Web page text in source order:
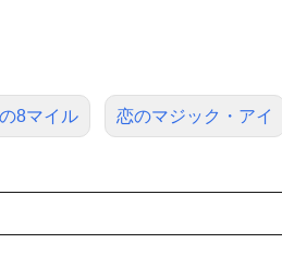
8マイル 恋のマジック・アイ